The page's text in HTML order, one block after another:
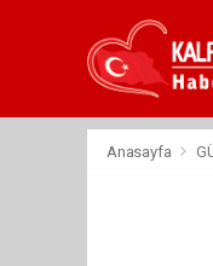
Anasayfa